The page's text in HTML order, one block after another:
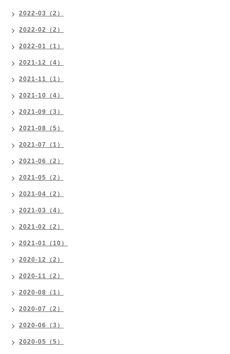
2022-03（2）
2022-02（2）
2022-01（1）
2021-12（4）
2021-11（1）
2021-10（4）
2021-09（3）
2021-08（5）
2021-07（1）
2021-06（2）
2021-05（2）
2021-04（2）
2021-03（4）
2021-02（2）
2021-01（10）
2020-12（2）
2020-11（2）
2020-08（1）
2020-07（2）
2020-06（3）
2020-05（5）